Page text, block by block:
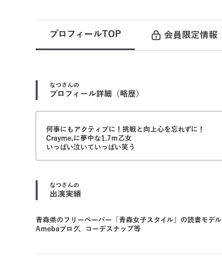
プロフィールTOP 会員限定情報
なつ さんの
プロフィール詳細（略歴）
何事にもアクティブに！挑戦と向上心を忘れずに！
Crayme,に夢中な1.7ｍ乙女
いっぱい泣いていっぱい笑う
なつ さんの
出演実績
青森県のフリーペーパー「青森女子スタイル」の読書モデ
Amebaブログ、コーデスナップ等